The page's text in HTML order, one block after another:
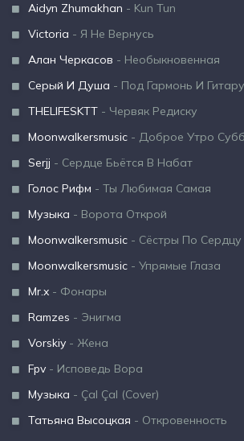
Aidyn Zhumakhan - Kun Tun
Victoria - Я Не Вернусь
Алан Черкасов - Необыкновенная
Серый И Душа - Под Гармонь И Гитару
THELIFESKTT - Червяк Редиску
Moonwalkersmusic - Доброе Утро
Serjj - Сердце Бьётся В Набат
Голос Рифм - Ты Любимая Самая
Музыка - Ворота Открой
Moonwalkersmusic - Сёстры По Сердцу
Moonwalkersmusic - Упрямые Глаза
Mr.x - Фонары
Ramzes - Энигма
Vorskiy - Жена
Fpv - Исповедь Вора
Музыка - Çal Çal (Cover)
Татьяна Высоцкая - Откровенность